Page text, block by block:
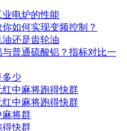
电炉的性能
如何实现变频控制？
还是齿轮油
普通硫酸铝？指标对比一
多少
中麻将跑得快群
中麻将跑得快群
麻将群
得快群